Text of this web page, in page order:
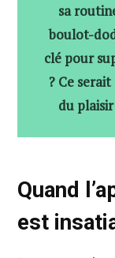
sa
boulot-
clé pour
? Ce
du
Quand
est